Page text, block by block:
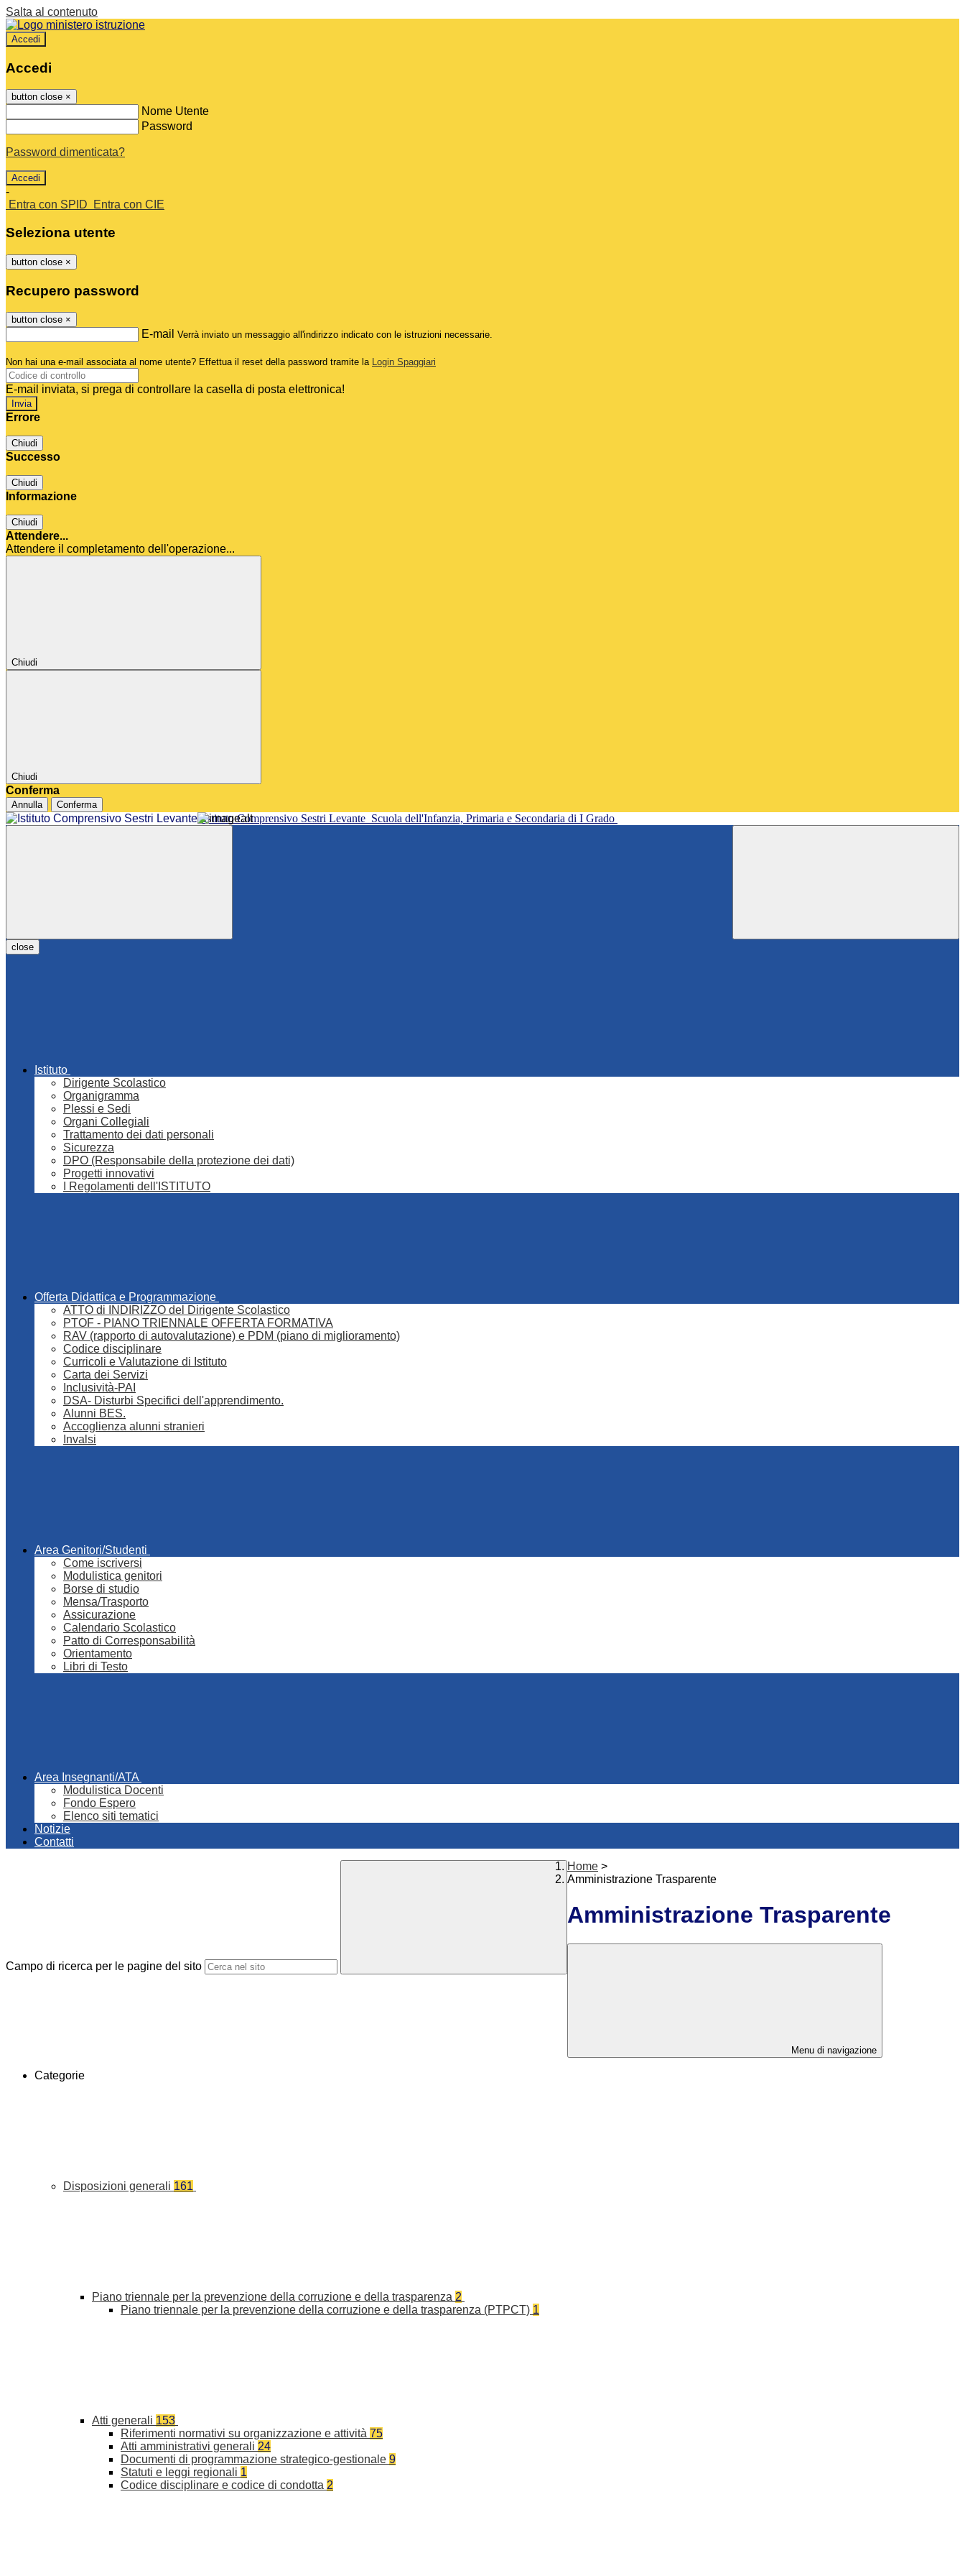
Salta al contenuto
Accedi
Accedi
button close ×
Nome Utente
Password
Password dimenticata?
-
Entra con SPID
Entra con CIE
Seleziona utente
button close ×
Recupero password
button close ×
E-mail Verrà inviato un messaggio all'indirizzo indicato con le istruzioni necessarie.
Non hai una e-mail associata al nome utente? Effettua il reset della password tramite la Login Spaggiari
E-mail inviata, si prega di controllare la casella di posta elettronica!
Errore
Chiudi
Successo
Chiudi
Informazione
Chiudi
Attendere...
Attendere il completamento dell'operazione...
Chiudi
Chiudi
Conferma
Annulla Conferma
Istituto Comprensivo Sestri Levante Scuola dell'Infanzia, Primaria e Secondaria di I Grado
close
Istituto
Dirigente Scolastico
Organigramma
Plessi e Sedi
Organi Collegiali
Trattamento dei dati personali
Sicurezza
DPO (Responsabile della protezione dei dati)
Progetti innovativi
I Regolamenti dell'ISTITUTO
Offerta Didattica e Programmazione
ATTO di INDIRIZZO del Dirigente Scolastico
PTOF - PIANO TRIENNALE OFFERTA FORMATIVA
RAV (rapporto di autovalutazione) e PDM (piano di miglioramento)
Codice disciplinare
Curricoli e Valutazione di Istituto
Carta dei Servizi
Inclusività-PAI
DSA- Disturbi Specifici dell'apprendimento.
Alunni BES.
Accoglienza alunni stranieri
Invalsi
Area Genitori/Studenti
Come iscriversi
Modulistica genitori
Borse di studio
Mensa/Trasporto
Assicurazione
Calendario Scolastico
Patto di Corresponsabilità
Orientamento
Libri di Testo
Area Insegnanti/ATA
Modulistica Docenti
Fondo Espero
Elenco siti tematici
Notizie
Contatti
Campo di ricerca per le pagine del sito
Home >
Amministrazione Trasparente
Amministrazione Trasparente
Menu di navigazione
Categorie
Disposizioni generali 161
Piano triennale per la prevenzione della corruzione e della trasparenza 2
Piano triennale per la prevenzione della corruzione e della trasparenza (PTPCT) 1
Atti generali 153
Riferimenti normativi su organizzazione e attività 75
Atti amministrativi generali 24
Documenti di programmazione strategico-gestionale 9
Statuti e leggi regionali 1
Codice disciplinare e codice di condotta 2